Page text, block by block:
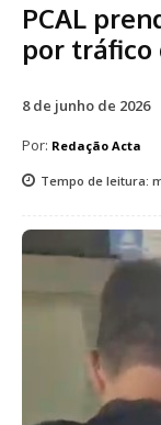
PCAL
por tráfico
8 de junho de 2026
Por: Redação Acta
Tempo de leitura: